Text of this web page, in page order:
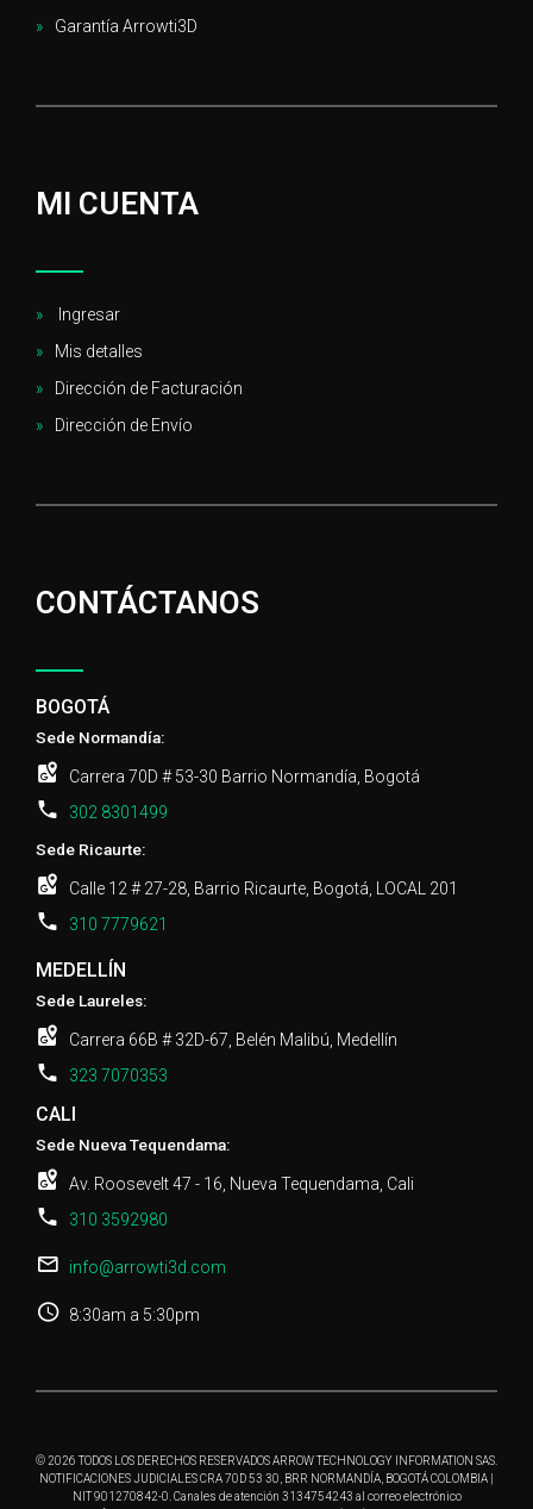
Garantía Arrowti3D
MI CUENTA
Ingresar
Mis detalles
Dirección de Facturación
Dirección de Envío
CONTÁCTANOS
BOGOTÁ
Sede Normandía:
Carrera 70D # 53-30 Barrio Normandía, Bogotá
302 8301499
Sede Ricaurte:
Calle 12 # 27-28, Barrio Ricaurte, Bogotá, LOCAL 201
310 7779621
MEDELLÍN
Sede Laureles:
Carrera 66B # 32D-67, Belén Malibú, Medellín
323 7070353
CALI
Sede Nueva Tequendama:
Av. Roosevelt 47 - 16, Nueva Tequendama, Cali
310 3592980
info@arrowti3d.com
8:30am a 5:30pm
© 2026 TODOS LOS DERECHOS RESERVADOS ARROW TECHNOLOGY INFORMATION SAS.
NOTIFICACIONES JUDICIALES CRA 70D 53 30, BRR NORMANDÍA, BOGOTÁ COLOMBIA |
NIT 901270842-0. Canales de atención 3134754243 al correo electrónico